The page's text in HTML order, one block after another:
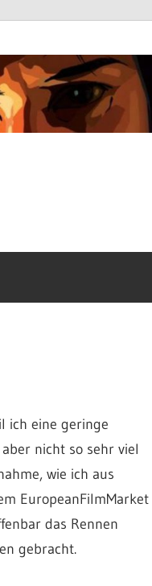
ich eine geringe
nicht so sehr viel
wie ich aus
EuropeanFilmMarket
das Rennen
gebracht.